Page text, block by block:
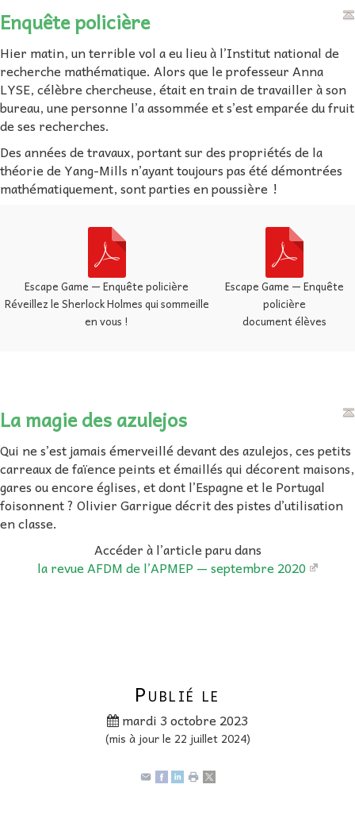
Enquête policière
Hier matin, un terrible vol a eu lieu à l’Institut national de
recherche mathématique. Alors que le professeur Anna
LYSE, célèbre chercheuse, était en train de travailler à son
bureau, une personne l’a assommée et s’est emparée du fruit
de ses recherches.
Des années de travaux, portant sur des propriétés de la
théorie de Yang-Mills n’ayant toujours pas été démontrées
mathématiquement, sont parties en poussière !
Escape Game — Enquête policière
Réveillez le Sherlock Holmes qui sommeille
en vous !
Escape Game — Enquête
policière
document élèves
La magie des azulejos
Qui ne s’est jamais émerveillé devant des azulejos, ces petits
carreaux de faïence peints et émaillés qui décorent maisons,
gares ou encore églises, et dont l’Espagne et le Portugal
foisonnent ? Olivier Garrigue décrit des pistes d’utilisation
en classe.
Accéder à l’article paru dans
la revue AFDM de l’APMEP — septembre 2020
Publié le
mardi 3 octobre 2023
(mis à jour le 22 juillet 2024)